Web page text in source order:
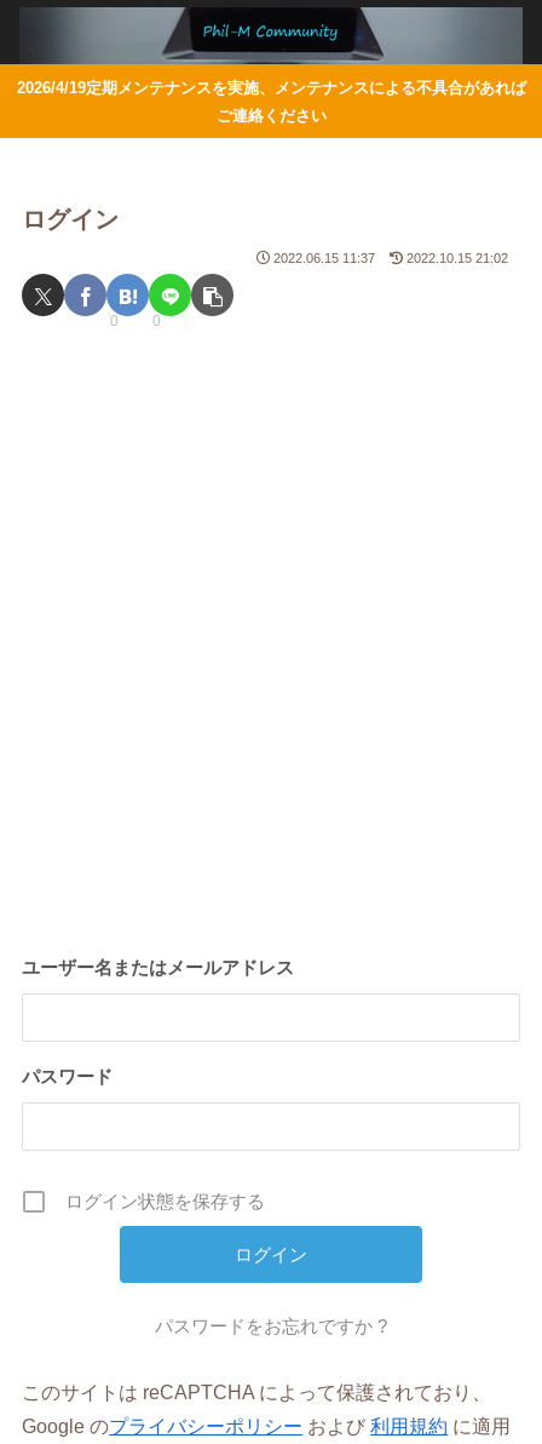
2026/4/19定期メンテナンスを実施、メンテナンスによる不具合があれば
ご連絡ください
ログイン
2022.06.15 11:37 2022.10.15 21:02
0 0
ユーザー名またはメールアドレス
パスワード
ログイン状態を保存する
パスワードをお忘れですか ?
このサイトは reCAPTCHA によって保護されており、
Google のプライバシーポリシー および利用規約 に適用